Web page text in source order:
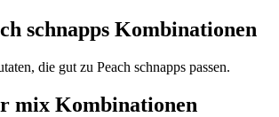
schnapps Kombinationen
die gut zu Peach schnapps passen.
mix Kombinationen